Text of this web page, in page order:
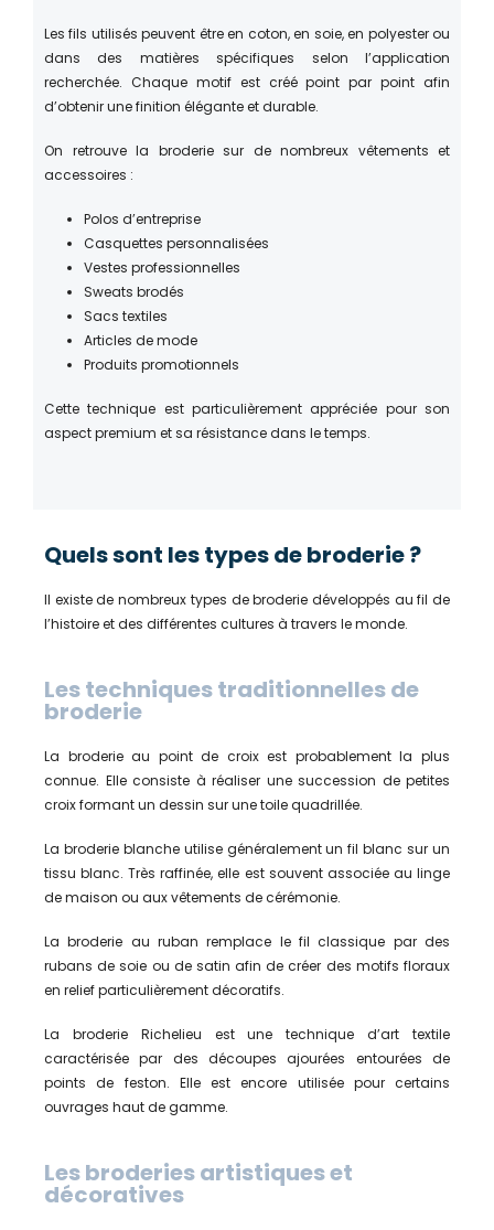
Les fils utilisés peuvent être en coton, en soie, en polyester ou
dans des matières spécifiques selon l’application
recherchée. Chaque motif est créé point par point afin
d’obtenir une finition élégante et durable.
On retrouve la broderie sur de nombreux vêtements et
accessoires :
Polos d’entreprise
Casquettes personnalisées
Vestes professionnelles
Sweats brodés
Sacs textiles
Articles de mode
Produits promotionnels
Cette technique est particulièrement appréciée pour son
aspect premium et sa résistance dans le temps.
Quels sont les types de broderie ?
Il existe de nombreux types de broderie développés au fil de
l’histoire et des différentes cultures à travers le monde.
Les techniques traditionnelles de
broderie
La broderie au point de croix est probablement la plus
connue. Elle consiste à réaliser une succession de petites
croix formant un dessin sur une toile quadrillée.
La broderie blanche utilise généralement un fil blanc sur un
tissu blanc. Très raffinée, elle est souvent associée au linge
de maison ou aux vêtements de cérémonie.
La broderie au ruban remplace le fil classique par des
rubans de soie ou de satin afin de créer des motifs floraux
en relief particulièrement décoratifs.
La broderie Richelieu est une technique d’art textile
caractérisée par des découpes ajourées entourées de
points de feston. Elle est encore utilisée pour certains
ouvrages haut de gamme.
Les broderies artistiques et
décoratives